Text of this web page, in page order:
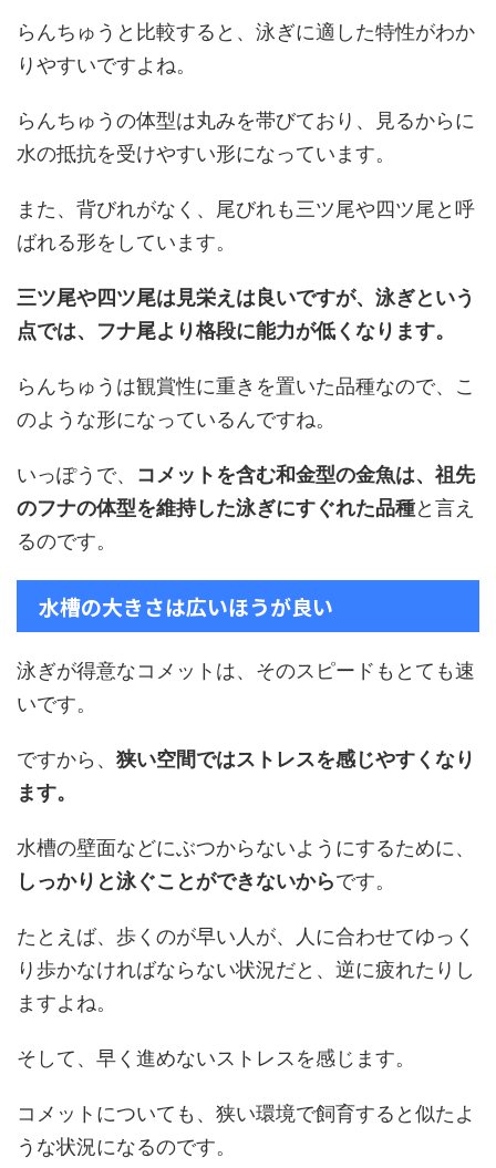
らんちゅうと比較すると、泳ぎに適した特性がわか
りやすいですよね。
らんちゅうの体型は丸みを帯びており、見るからに
水の抵抗を受けやすい形になっています。
また、背びれがなく、尾びれも三ツ尾や四ツ尾と呼
ばれる形をしています。
三ツ尾や四ツ尾は見栄えは良いですが、泳ぎという
点では、フナ尾より格段に能力が低くなります。
らんちゅうは観賞性に重きを置いた品種なので、こ
のような形になっているんですね。
いっぽうで、 コメットを含む和金型の金魚は、祖先
のフナの体型を維持した泳ぎにすぐれた品種と言え
るのです。
水槽の大きさは広いほうが良い
泳ぎが得意なコメットは、そのスピードもとても速
いです。
ですから、 狭い空間ではストレスを感じやすくなり
ます。
水槽の壁面などにぶつからないようにするために、
しっかりと泳ぐことができないからです。
たとえば、歩くのが早い人が、人に合わせてゆっく
り歩かなければならない状況だと、逆に疲れたりし
ますよね。
そして、早く進めないストレスを感じます。
コメットについても、狭い環境で飼育すると似たよ
うな状況になるのです。